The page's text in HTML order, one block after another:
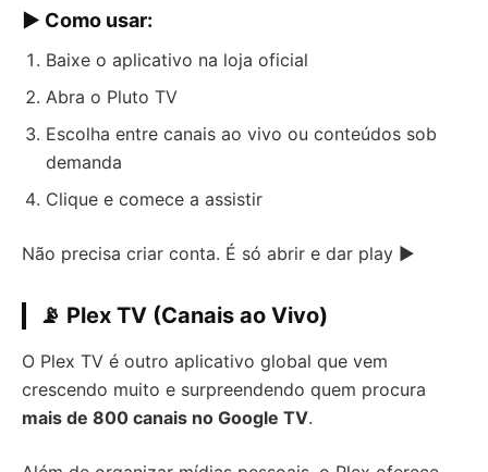
▶️ Como usar:
Baixe o aplicativo na loja oficial
Abra o Pluto TV
Escolha entre canais ao vivo ou conteúdos sob
demanda
Clique e comece a assistir
Não precisa criar conta. É só abrir e dar play ▶️
📡 Plex TV (Canais ao Vivo)
O Plex TV é outro aplicativo global que vem
crescendo muito e surpreendendo quem procura
mais de 800 canais no Google TV.